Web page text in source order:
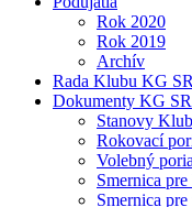
Rok 2020
Rok 2019
Archív
Rada Klubu KG SR
Dokumenty KG SR
Stanovy
Rokovací
Volebný
Smernica
Smernica